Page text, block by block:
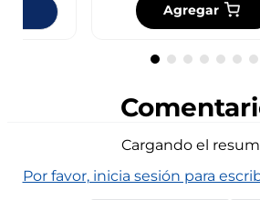
Agregar
Cargando el
Por favor, inicia sesión para